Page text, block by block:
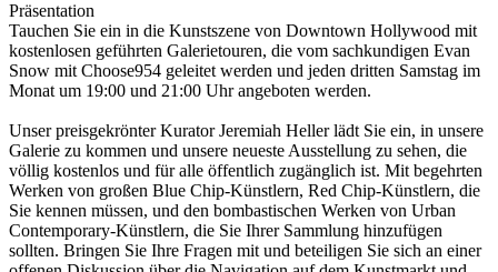
Präsentation
Tauchen Sie ein in die Kunstszene von Downtown Hollywood mit
kostenlosen geführten Galerietouren, die vom sachkundigen Evan
Snow mit Choose954 geleitet werden und jeden dritten Samstag im
Monat um 19:00 und 21:00 Uhr angeboten werden.
Unser preisgekrönter Kurator Jeremiah Heller lädt Sie ein, in unsere
Galerie zu kommen und unsere neueste Ausstellung zu sehen, die
völlig kostenlos und für alle öffentlich zugänglich ist. Mit begehrten
Werken von großen Blue Chip-Künstlern, Red Chip-Künstlern, die
Sie kennen müssen, und den bombastischen Werken von Urban
Contemporary-Künstlern, die Sie Ihrer Sammlung hinzufügen
sollten. Bringen Sie Ihre Fragen mit und beteiligen Sie sich an einer